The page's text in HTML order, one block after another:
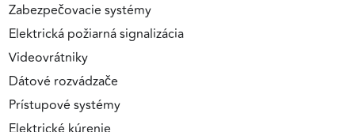
Zabezpečovacie systémy
Elektrická požiarná signalizácia
Videovrátniky
Dátové rozvádzače
Prístupové systémy